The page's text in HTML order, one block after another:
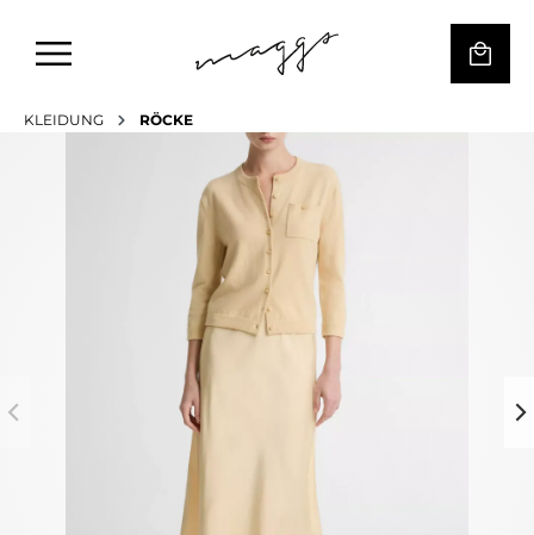
KLEIDUNG RÖCKE